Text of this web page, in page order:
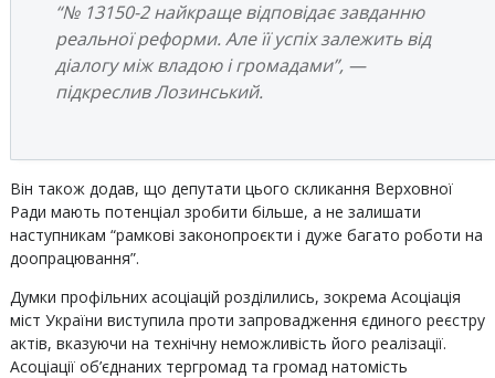
“№ 13150-2 найкраще відповідає завданню
реальної реформи. Але її успіх залежить від
діалогу між владою і громадами”, —
підкреслив Лозинський.
Він також додав, що депутати цього скликання Верховної
Ради мають потенціал зробити більше, а не залишати
наступникам “рамкові законопроєкти і дуже багато роботи на
доопрацювання”.
Думки профільних асоціацій розділились, зокрема Асоціація
міст України виступила проти запровадження єдиного реєстру
актів, вказуючи на технічну неможливість його реалізації.
Асоціації об’єднаних тергромад та громад натомість